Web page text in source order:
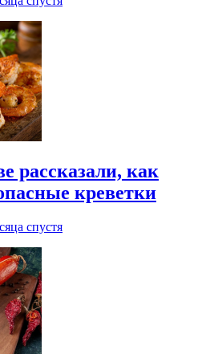
рассказали, как
креветки
спустя